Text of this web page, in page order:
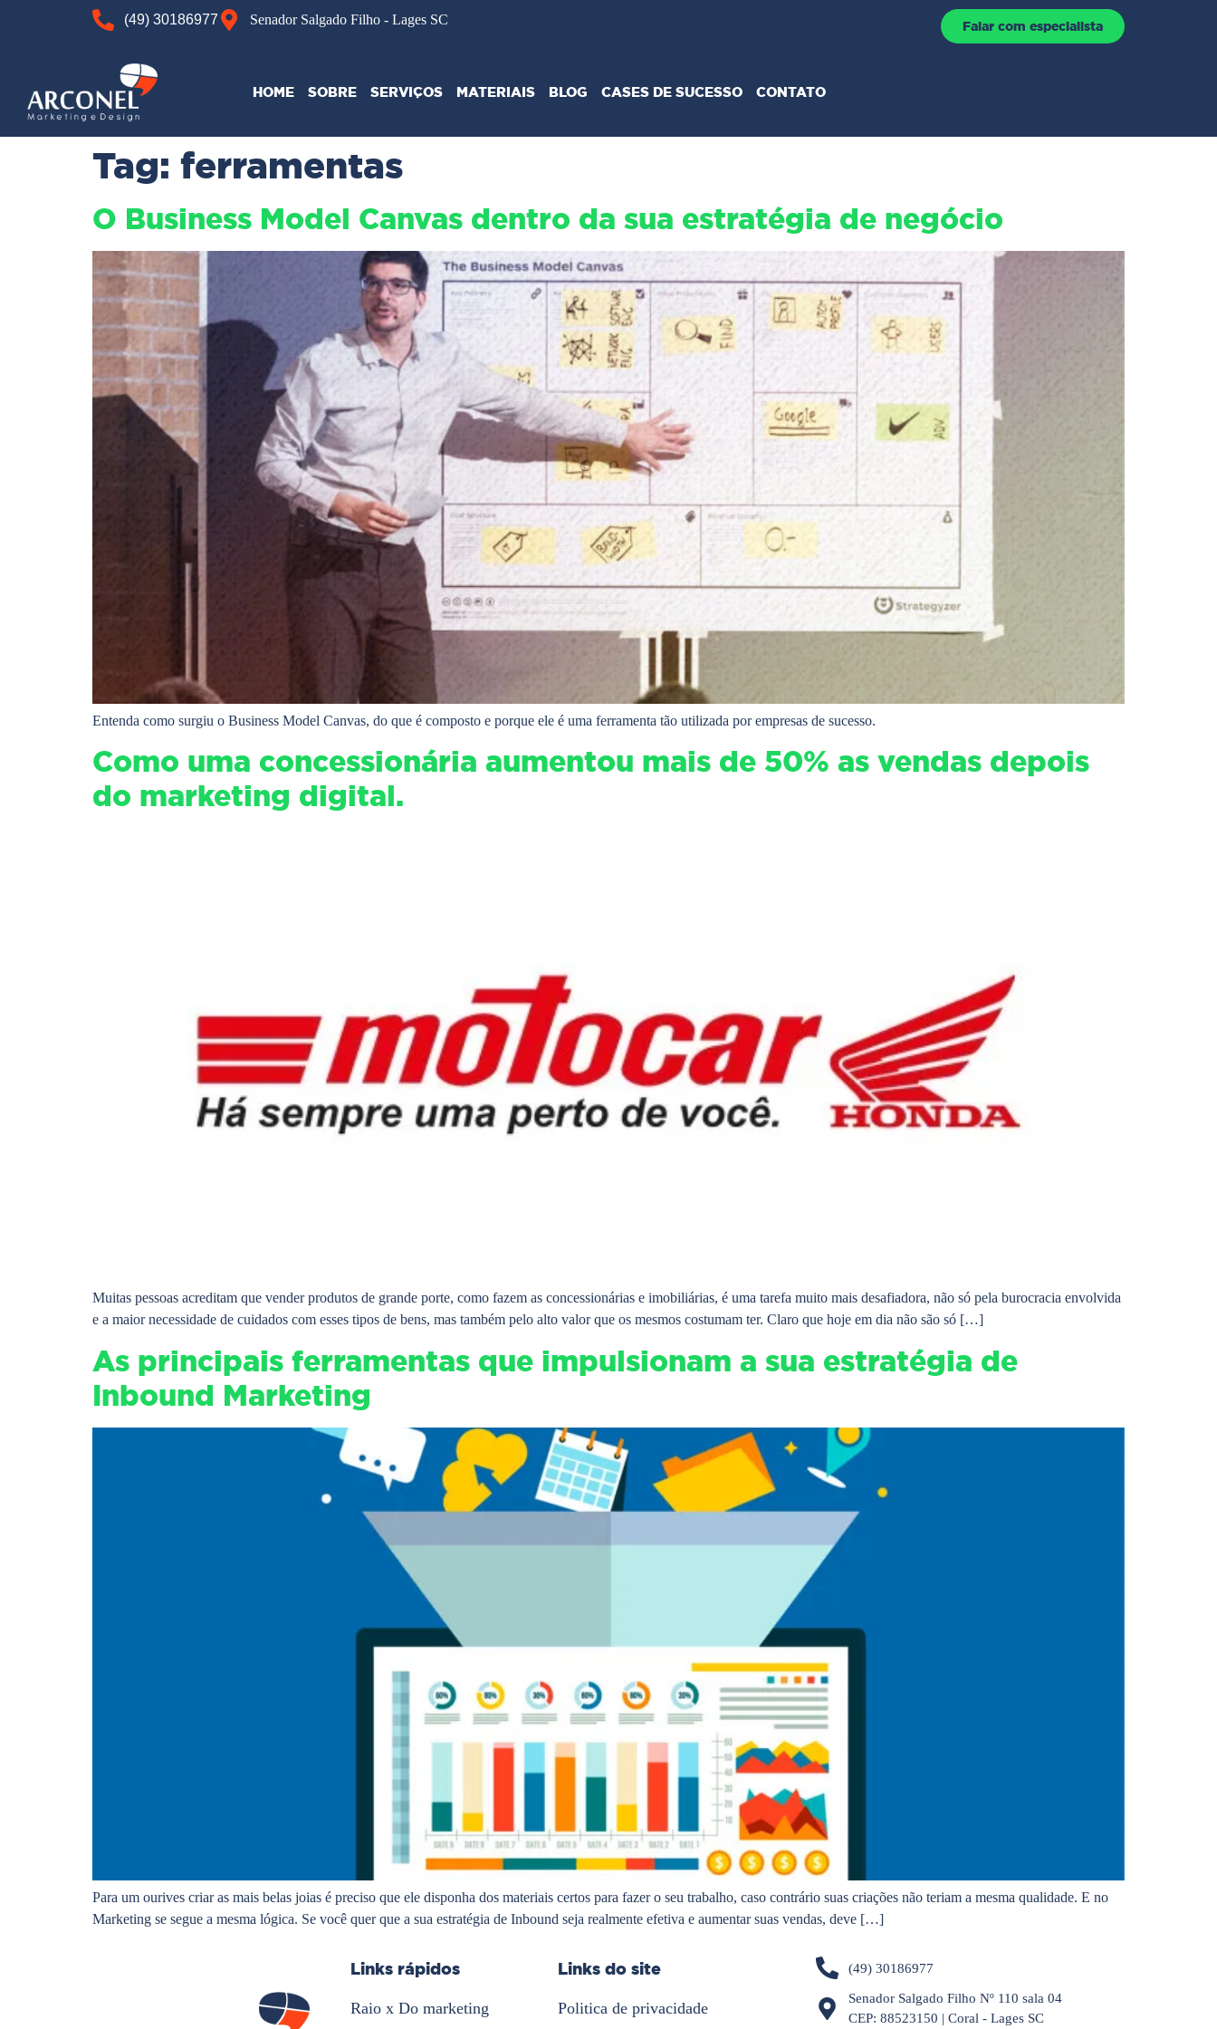
(49) 30186977 Senador Salgado Filho - Lages SC Falar com especialista
HOME SOBRE SERVIÇOS MATERIAIS BLOG CASES DE SUCESSO CONTATO
Tag: ferramentas
O Business Model Canvas dentro da sua estratégia de negócio
Entenda como surgiu o Business Model Canvas, do que é composto e porque ele é uma ferramenta tão utilizada por empresas de sucesso.
Como uma concessionária aumentou mais de 50% as vendas depois
do marketing digital.
Muitas pessoas acreditam que vender produtos de grande porte, como fazem as concessionárias e imobiliárias, é uma tarefa muito mais desafiadora, não só pela burocracia envolvida
e a maior necessidade de cuidados com esses tipos de bens, mas também pelo alto valor que os mesmos costumam ter. Claro que hoje em dia não são só […]
As principais ferramentas que impulsionam a sua estratégia de
Inbound Marketing
Para um ourives criar as mais belas joias é preciso que ele disponha dos materiais certos para fazer o seu trabalho, caso contrário suas criações não teriam a mesma qualidade. E no
Marketing se segue a mesma lógica. Se você quer que a sua estratégia de Inbound seja realmente efetiva e aumentar suas vendas, deve […]
Links rápidos
Raio x Do marketing
Links do site
Politica de privacidade
(49) 30186977
Senador Salgado Filho Nº 110 sala 04
CEP: 88523150 | Coral - Lages SC